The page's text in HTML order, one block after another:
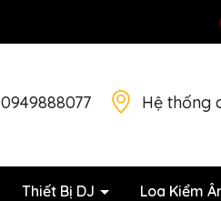
0949888077 Hệ thống
Thiết Bị DJ Loa Kiểm